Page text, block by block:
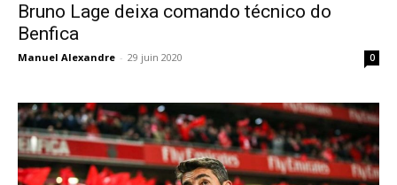
Bruno Lage deixa comando técnico do
Benfica
Manuel Alexandre - 29 juin 2020 0